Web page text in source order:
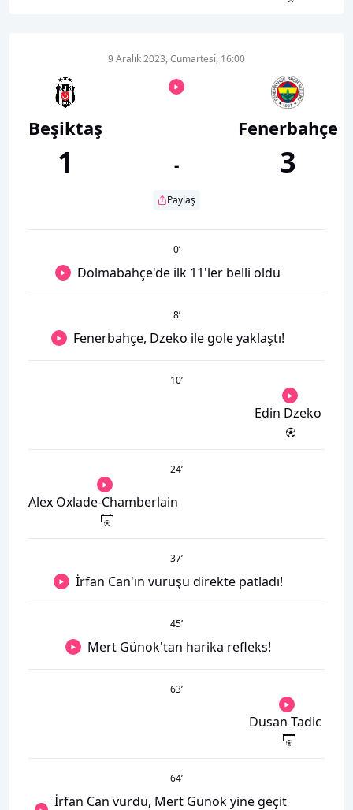
Beşiktaş
1
9 Aralık 2023, Cumartesi, 16:00
-
Paylaş
Fenerbahçe
3
0’
Dolmabahçe'de ilk 11'ler belli oldu
8’
Fenerbahçe, Dzeko ile gole yaklaştı!
10’
Edin Dzeko
24’
Alex Oxlade-Chamberlain
37’
İrfan Can'ın vuruşu direkte patladı!
45’
Mert Günok'tan harika refleks!
63’
Dusan Tadic
64’
İrfan Can vurdu, Mert Günok yine geçit